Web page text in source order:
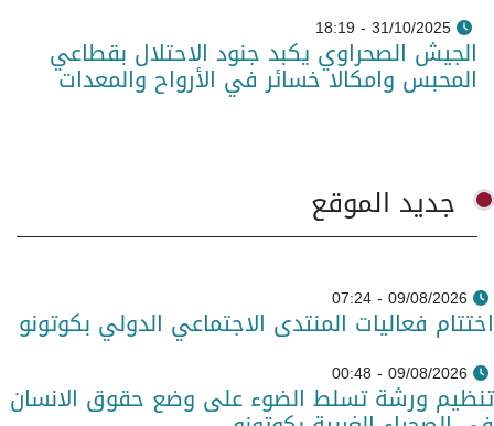
31/10/2025 - 18:19
الجيش الصحراوي يكبد جنود الاحتلال بقطاعي
المحبس وامكالا خسائر في الأرواح والمعدات
جديد الموقع
09/08/2026 - 07:24
اختتام فعاليات المنتدى الاجتماعي الدولي بكوتونو
09/08/2026 - 00:48
تنظيم ورشة تسلط الضوء على وضع حقوق الانسان